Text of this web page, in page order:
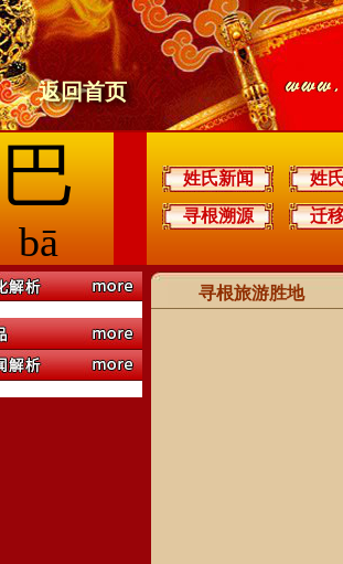
返回首页
巴
bā
姓氏新闻 姓
寻根溯源
迁
寻根旅游胜地